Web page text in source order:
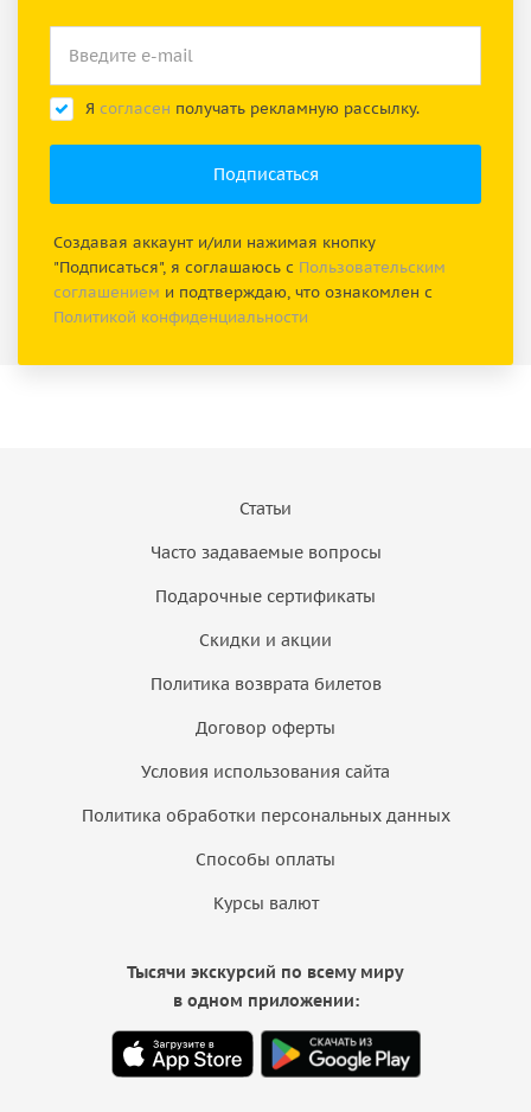
Я согласен получать рекламную рассылку.
Создавая аккаунт и/или нажимая кнопку
"Подписаться", я соглашаюсь с Пользовательским
соглашением и подтверждаю, что ознакомлен с
Политикой конфиденциальности
Статьи
Часто задаваемые вопросы
Подарочные сертификаты
Скидки и акции
Политика возврата билетов
Договор оферты
Условия использования сайта
Политика обработки персональных данных
Способы оплаты
Курсы валют
Тысячи экскурсий по всему миру
в одном приложении: